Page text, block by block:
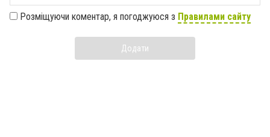
Розміщуючи коментар, я погоджуюся з Правилами сайту
Додати